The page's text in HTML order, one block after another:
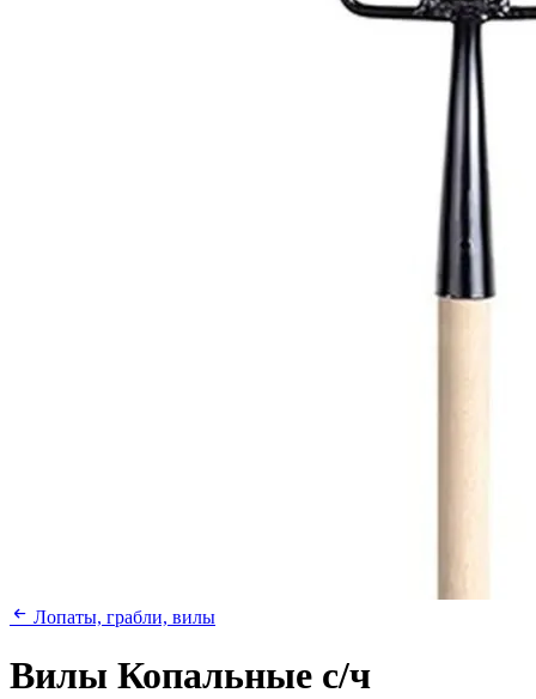
Лопаты, грабли, вилы
Вилы Копальные с/ч